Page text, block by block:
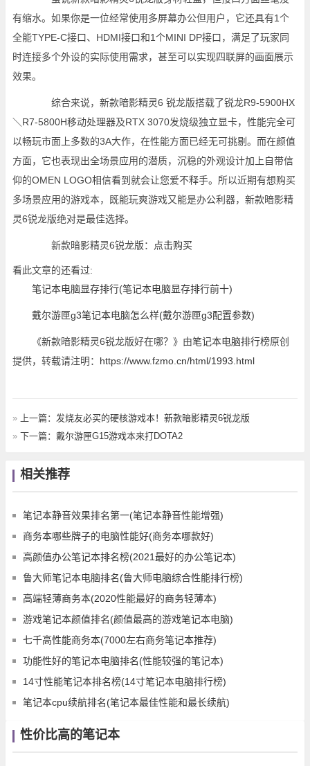
有缩水。如果你是一位经常使用多屏幕办公但用户，它还具有1个
全能TYPE-C接口、HDMI接口和1个MINI DP接口，满足了玩家同
时连接多个外设的实际使用需求，甚至可以实现四联屏的画面展示
效果。
综合来说，新款暗影精灵6 锐龙版搭载了锐龙R9-5900HX
＼R7-5800H移动处理器及RTX 3070发烧级独立显卡，性能完全可
以畅玩市面上多数的3A大作，在性能方面已经无可挑剔。而在颜值
方面，它也表现出全场景应用的潜质，沉稳的外观设计加上自带信
仰的OMEN LOGO相信看到就会让您爱不释手。所以近期有想购买
多场景应用的游戏本，既能玩爽游戏又能是办公利器，新款暗影精
灵6锐龙版绝对是最佳选择。
新款暗影精灵6锐龙版： 点击购买
看此文章的还看过:
笔记本电脑显存排行(笔记本电脑显存排行前十)
戴尔游匣g3笔记本电脑怎么样(戴尔游匣g3配置参数)
《新款暗影精灵6锐龙版好在哪？》由笔记本电脑排行榜原创
提供，转载请注明： https://www.fzmo.cn/html/1993.html
» 上一篇： 发烧友必买的硬核游戏本！新款暗影精灵6锐龙版
» 下一篇： 戴尔游匣G15游戏本来打DOTA2
相关推荐
笔记本静音效果排名第一(笔记本静音性能增强)
商务本哪些牌子的电脑性能好(商务本哪款好)
高颜值办公笔记本排名榜(2021最好的办公笔记本)
鲁大师笔记本电脑排名(鲁大师电脑综合性能排行榜)
高端轻薄商务本(2020性能最好的商务轻薄本)
游戏笔记本颜值排名(颜值最高的游戏笔记本电脑)
七千高性能商务本(7000左右商务笔记本推荐)
功能性好的笔记本电脑排名(性能较强的笔记本)
14寸性能笔记本排名榜(14寸笔记本电脑排行榜)
笔记本cpu续航排名(笔记本最佳性能和最长续航)
性价比高的笔记本